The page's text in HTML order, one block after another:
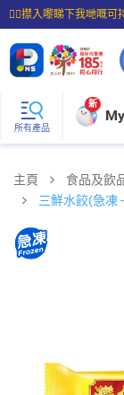
☝🏼㩒入嚟睇下我哋嘅可
⭐購物滿$399即享免費
所有產品
新
主頁 食品及飲
三鮮水餃(急凍